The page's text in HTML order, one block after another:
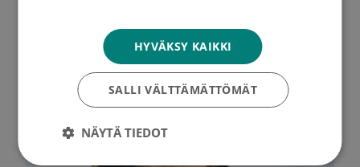
HYVÄKSY KAIKKI
SALLI VÄLTTÄMÄTTÖMÄT
NÄYTÄ TIEDOT